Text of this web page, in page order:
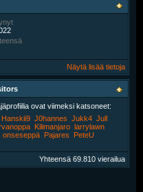
Näytä lisää tietoja
ovat viimeksi katsoneet:
Hanskii9 J0hannes Jukk4 Jull
Kilimanjaro larrylawn
onseseppä Pajares
PeteU
Yhteensä 69.810 vierailua